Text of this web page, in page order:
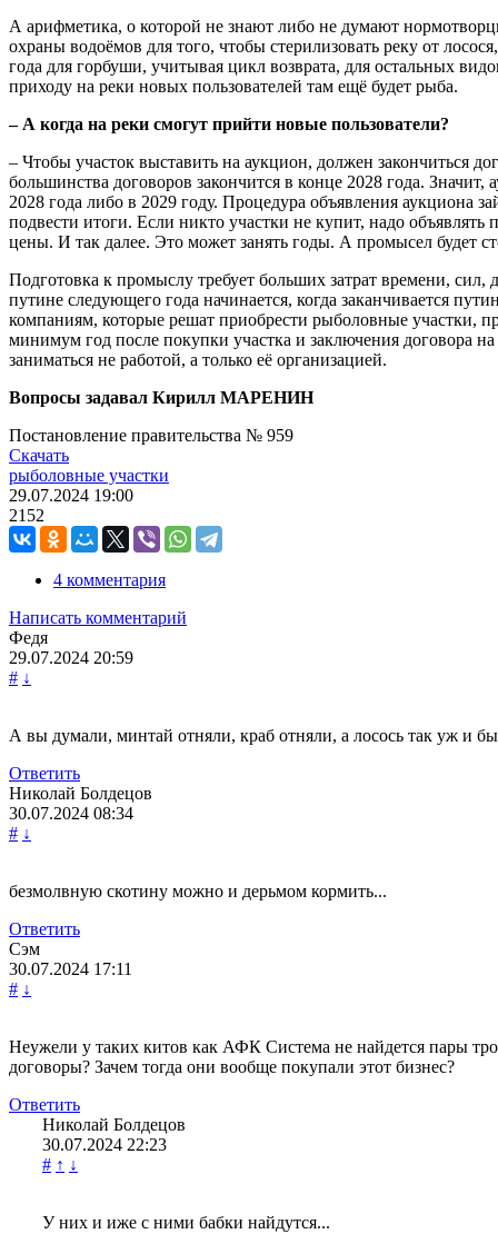
А арифметика, о которой не знают либо не думают
охраны водоёмов для того, чтобы стерилизовать реку от
года для горбуши, учитывая цикл возврата, для остальных
приходу на реки новых пользователей там ещё будет рыба.
– А когда на реки смогут прийти новые пользователи?
– Чтобы участок выставить на аукцион, должен закончиться
большинства договоров закончится в конце 2028 года.
2028 года либо в 2029 году. Процедура объявления аукциона
подвести итоги. Если никто участки не купит, надо
цены. И так далее. Это может занять годы. А промысел будет
Подготовка к промыслу требует больших затрат времени, сил,
путине следующего года начинается, когда заканчивается
компаниям, которые решат приобрести рыболовные участки,
минимум год после покупки участка и заключения договора на
заниматься не работой, а только её организацией.
Вопросы задавал Кирилл МАРЕНИН
Постановление правительства № 959
Скачать
рыболовные участки
29.07.2024 19:00
2152
4 комментария
Написать комментарий
Федя
29.07.2024 20:59
# ↓
А вы думали, минтай отняли, краб отняли, а лосось так уж и
Ответить
Николай Болдецов
30.07.2024 08:34
# ↓
безмолвную скотину можно и дерьмом кормить...
Ответить
Сэм
30.07.2024 17:11
# ↓
Неужели у таких китов как АФК Система не найдется пары
договоры? Зачем тогда они вообще покупали этот бизнес?
Ответить
Николай Болдецов
30.07.2024 22:23
# ↑ ↓
У них и иже с ними бабки найдутся...